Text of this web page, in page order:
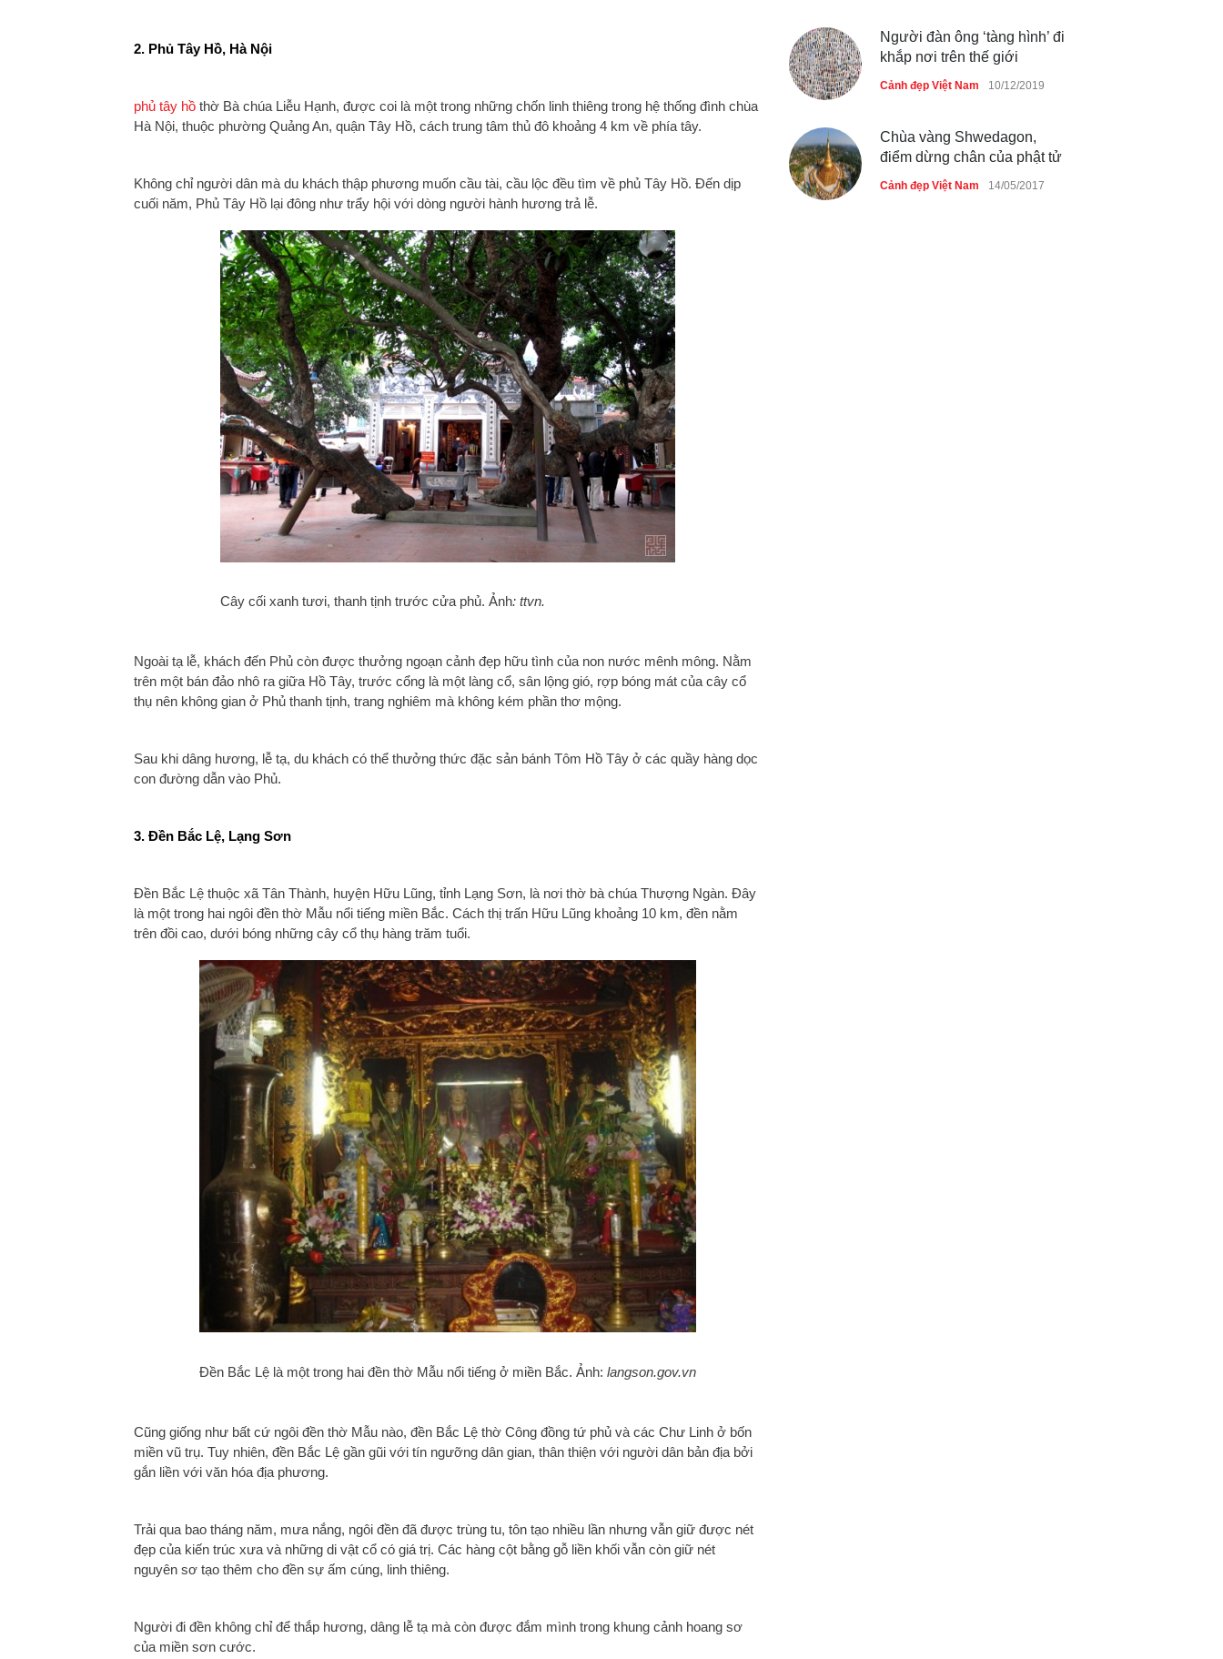
2. Phủ Tây Hồ, Hà Nội
phủ tây hồ thờ Bà chúa Liễu Hạnh, được coi là một trong những chốn linh thiêng trong hệ thống đình chùa
Hà Nội, thuộc phường Quảng An, quận Tây Hồ, cách trung tâm thủ đô khoảng 4 km về phía tây.
Không chỉ người dân mà du khách thập phương muốn cầu tài, cầu lộc đều tìm về phủ Tây Hồ. Đến dịp
cuối năm, Phủ Tây Hồ lại đông như trẩy hội với dòng người hành hương trả lễ.
Cây cối xanh tươi, thanh tịnh trước cửa phủ. Ảnh: ttvn.
Ngoài tạ lễ, khách đến Phủ còn được thưởng ngoạn cảnh đẹp hữu tình của non nước mênh mông. Nằm
trên một bán đảo nhô ra giữa Hồ Tây, trước cổng là một làng cổ, sân lộng gió, rợp bóng mát của cây cổ
thụ nên không gian ở Phủ thanh tịnh, trang nghiêm mà không kém phần thơ mộng.
Sau khi dâng hương, lễ tạ, du khách có thể thưởng thức đặc sản bánh Tôm Hồ Tây ở các quầy hàng dọc
con đường dẫn vào Phủ.
3. Đền Bắc Lệ, Lạng Sơn
Đền Bắc Lệ thuộc xã Tân Thành, huyện Hữu Lũng, tỉnh Lạng Sơn, là nơi thờ bà chúa Thượng Ngàn. Đây
là một trong hai ngôi đền thờ Mẫu nổi tiếng miền Bắc. Cách thị trấn Hữu Lũng khoảng 10 km, đền nằm
trên đồi cao, dưới bóng những cây cổ thụ hàng trăm tuổi.
Đền Bắc Lệ là một trong hai đền thờ Mẫu nổi tiếng ở miền Bắc. Ảnh: langson.gov.vn
Cũng giống như bất cứ ngôi đền thờ Mẫu nào, đền Bắc Lệ thờ Công đồng tứ phủ và các Chư Linh ở bốn
miền vũ trụ. Tuy nhiên, đền Bắc Lệ gần gũi với tín ngưỡng dân gian, thân thiện với người dân bản địa bởi
gắn liền với văn hóa địa phương.
Trải qua bao tháng năm, mưa nắng, ngôi đền đã được trùng tu, tôn tạo nhiều lần nhưng vẫn giữ được nét
đẹp của kiến trúc xưa và những di vật cổ có giá trị. Các hàng cột bằng gỗ liền khối vẫn còn giữ nét
nguyên sơ tạo thêm cho đền sự ấm cúng, linh thiêng.
Người đi đền không chỉ để thắp hương, dâng lễ tạ mà còn được đắm mình trong khung cảnh hoang sơ
của miền sơn cước.
Người đàn ông ‘tàng hình’ đi
khắp nơi trên thế giới
Cảnh đẹp Việt Nam 10/12/2019
Chùa vàng Shwedagon,
điểm dừng chân của phật tử
Cảnh đẹp Việt Nam 14/05/2017